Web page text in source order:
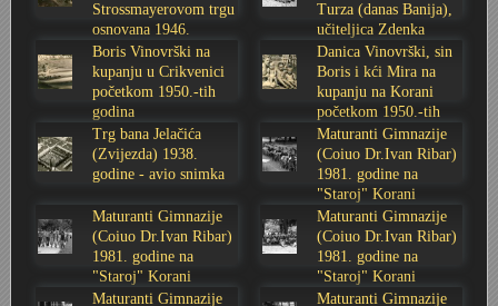
Stoljetna poplava 1939.
Tvornica potkivačkih čavala Mustad-Karlovac
Boksački klub Velebit
Bijelo dugme
Banija - poplava 4. 12. 1966.
Auto cross
Mala scena 1987. - Le Cinema
Mala scena Hrvatskog doma
Marina Perazić, Davor Tolja (Denis&Denis) i Edi
Maturanti Gimnazije 1988. godine
Motocross
Zavjet Petra Grgeca - 1998.
Škola plivanja Patkica
Mimohod 23. kolovoza 1995.
Ekonomska škola - ratne godine
Dubravko Halovanić - Ratne godine
Frizerski salon Gerber (Kopf) - utemeljen 1924.
Gimnazijska i Ekonomska zbornica - Igor Mihelić
INKASATOR
Karlovački fotograf Josip Žunić
Obitelj Klemenčić
Strossmayerovom trgu
osnovana 1946.
godine
Turza (danas Banija),
učiteljica Zdenka
Sabolić
Boris Vinovrški na
kupanju u Crikvenici
početkom 1950.-tih
godina
Danica Vinovrški, sin
Boris i kći Mira na
kupanju na Korani
početkom 1950.-tih
godina
Trg bana Jelačića
(Zvijezda) 1938.
godine - avio snimka
Maturanti Gimnazije
(Coiuo Dr.Ivan Ribar)
1981. godine na
"Staroj" Korani
Maturanti Gimnazije
(Coiuo Dr.Ivan Ribar)
1981. godine na
"Staroj" Korani
Maturanti Gimnazije
(Coiuo Dr.Ivan Ribar)
1981. godine na
"Staroj" Korani
Maturanti Gimnazije
Maturanti Gimnazije